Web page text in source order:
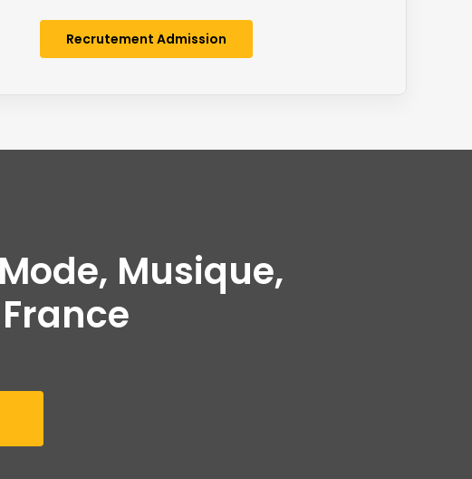
Recrutement Admission
Musique,